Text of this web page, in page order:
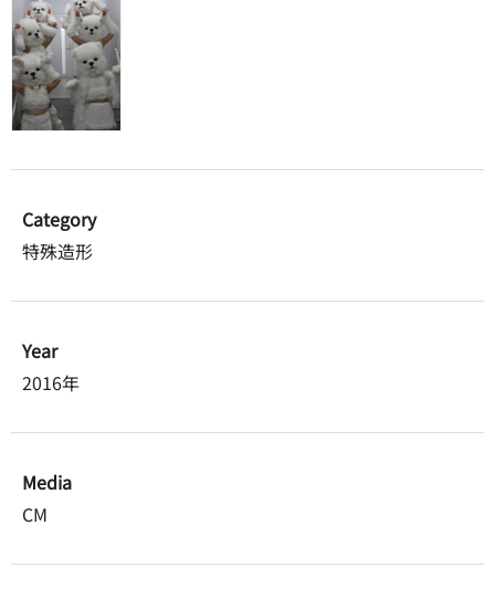
Category
特殊造形
Year
2016年
Media
CM